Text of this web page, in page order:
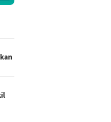
Sunda